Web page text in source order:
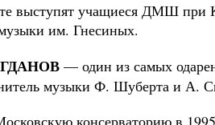
выступят учащиеся ДМШ при
им. Гнесиных.
— один из самых
музыки Ф. Шуберта и А.
консерваторию в